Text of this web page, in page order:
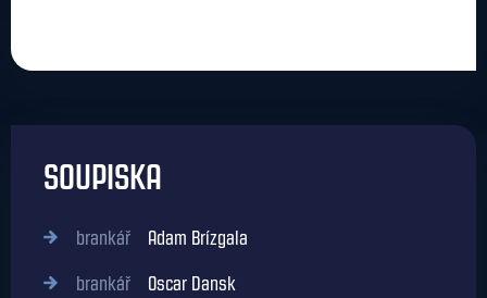
SOUPISKA
brankář Adam Brízgala
brankář Oscar Dansk